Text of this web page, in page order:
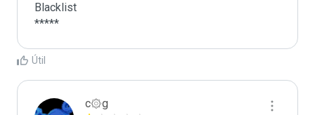
Blacklist
*****
Útil
c۞g